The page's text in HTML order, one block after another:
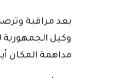
بعد مراقبة
وكيل
مداهمة المكان